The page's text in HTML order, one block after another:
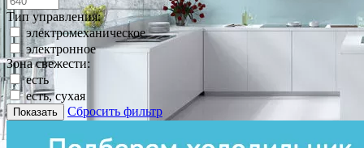
Тип управления:
электромеханическое
электронное
Зона свежести:
есть
есть, сухая
Показать Сбросить фильтр